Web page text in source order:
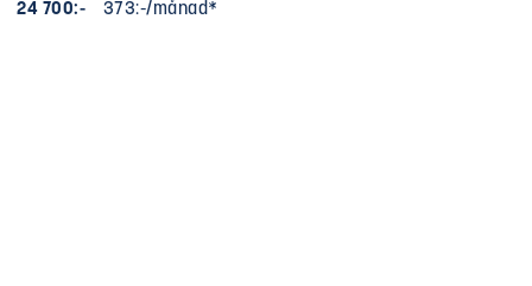
24 700:- 373:-/månad*